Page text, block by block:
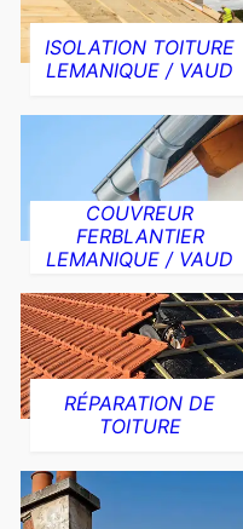
ISOLATION TOITURE
LEMANIQUE / VAUD
COUVREUR
FERBLANTIER
LEMANIQUE / VAUD
RÉPARATION DE
TOITURE